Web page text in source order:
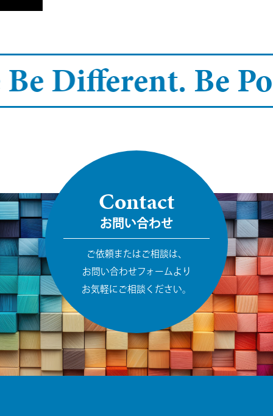
Different. Be
Contact
お問い合わせ
ご依頼またはご相談は、
お問い合わせフォームより
お気軽にご相談ください。